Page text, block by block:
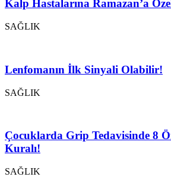
Kalp Hastalarına Ramazan’a
SAĞLIK
Lenfomanın İlk Sinyali Olabilir!
SAĞLIK
Çocuklarda Grip Tedavisinde 8
Kuralı!
SAĞLIK